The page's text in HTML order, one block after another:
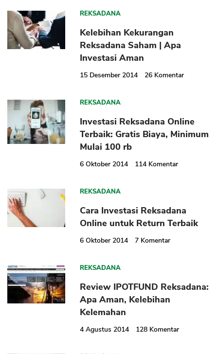
REKSADANA
Kelebihan Kekurangan
Reksadana Saham | Apa
Investasi Aman
15 Desember 2014 26 Komentar
REKSADANA
Investasi Reksadana Online
Terbaik: Gratis Biaya, Minimum
Mulai 100 rb
6 Oktober 2014 114 Komentar
REKSADANA
Cara Investasi Reksadana
Online untuk Return Terbaik
6 Oktober 2014 7 Komentar
REKSADANA
Review IPOTFUND Reksadana:
Apa Aman, Kelebihan
Kelemahan
4 Agustus 2014 128 Komentar
OK
CANCEL